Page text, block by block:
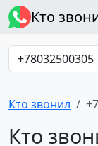
Кто
Кто звонил
Кто